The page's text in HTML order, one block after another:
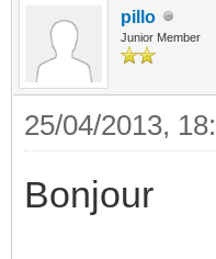
pillo
Junior Member
25/04/2013,
Bonjour